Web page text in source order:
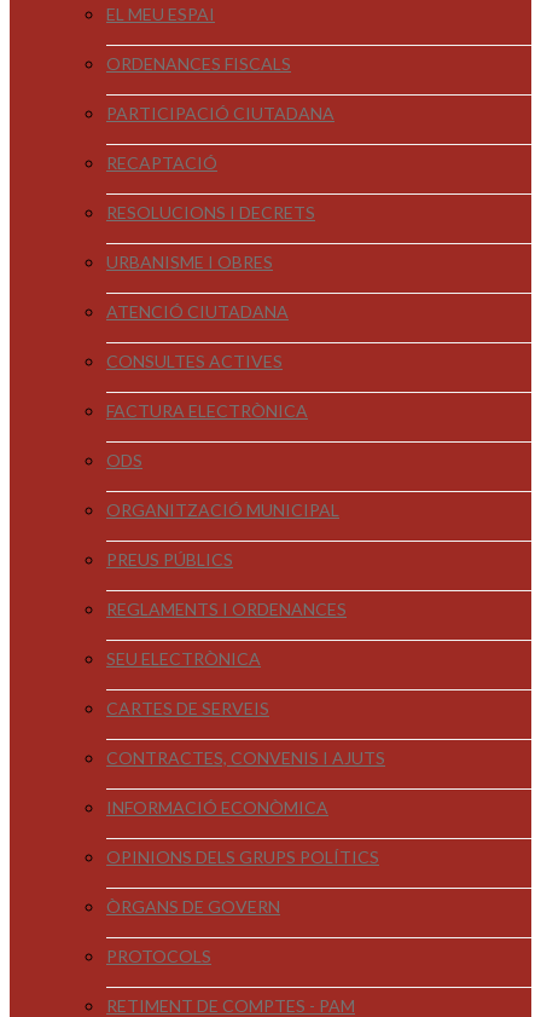
EL MEU ESPAI
ORDENANCES FISCALS
PARTICIPACIÓ CIUTADANA
RECAPTACIÓ
RESOLUCIONS I DECRETS
URBANISME I OBRES
ATENCIÓ CIUTADANA
CONSULTES ACTIVES
FACTURA ELECTRÒNICA
ODS
ORGANITZACIÓ MUNICIPAL
PREUS PÚBLICS
REGLAMENTS I ORDENANCES
SEU ELECTRÒNICA
CARTES DE SERVEIS
CONTRACTES, CONVENIS I AJUTS
INFORMACIÓ ECONÒMICA
OPINIONS DELS GRUPS POLÍTICS
ÒRGANS DE GOVERN
PROTOCOLS
RETIMENT DE COMPTES - PAM